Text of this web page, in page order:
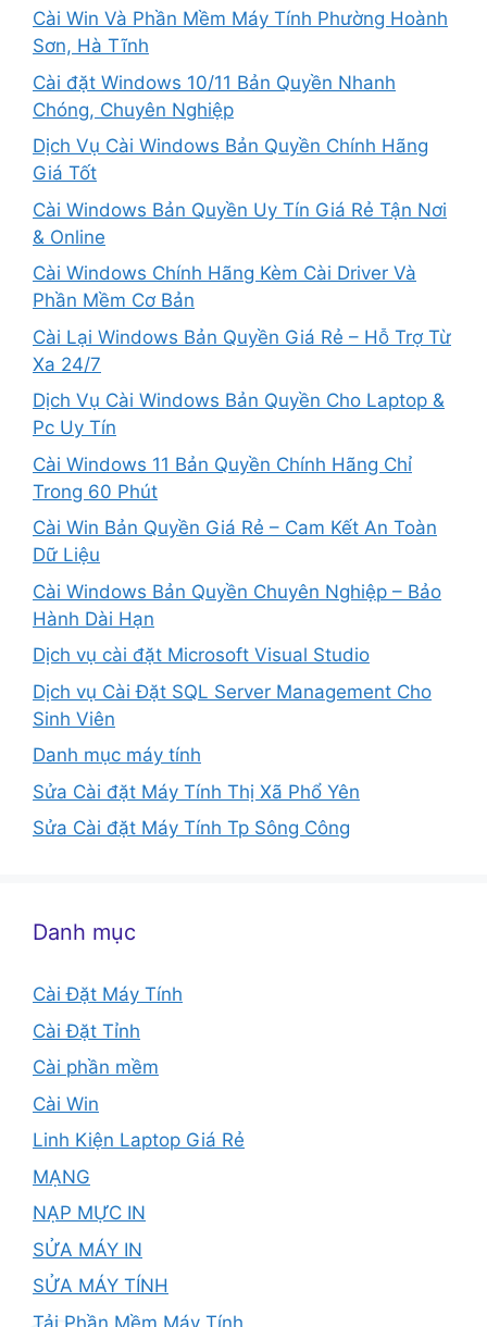
Cài Win Và Phần Mềm Máy Tính Phường Hoành
Sơn, Hà Tĩnh
Cài đặt Windows 10/11 Bản Quyền Nhanh
Chóng, Chuyên Nghiệp
Dịch Vụ Cài Windows Bản Quyền Chính Hãng
Giá Tốt
Cài Windows Bản Quyền Uy Tín Giá Rẻ Tận Nơi
& Online
Cài Windows Chính Hãng Kèm Cài Driver Và
Phần Mềm Cơ Bản
Cài Lại Windows Bản Quyền Giá Rẻ – Hỗ Trợ Từ
Xa 24/7
Dịch Vụ Cài Windows Bản Quyền Cho Laptop &
Pc Uy Tín
Cài Windows 11 Bản Quyền Chính Hãng Chỉ
Trong 60 Phút
Cài Win Bản Quyền Giá Rẻ – Cam Kết An Toàn
Dữ Liệu
Cài Windows Bản Quyền Chuyên Nghiệp – Bảo
Hành Dài Hạn
Dịch vụ cài đặt Microsoft Visual Studio
Dịch vụ Cài Đặt SQL Server Management Cho
Sinh Viên
Danh mục máy tính
Sửa Cài đặt Máy Tính Thị Xã Phổ Yên
Sửa Cài đặt Máy Tính Tp Sông Công
Danh mục
Cài Đặt Máy Tính
Cài Đặt Tỉnh
Cài phần mềm
Cài Win
Linh Kiện Laptop Giá Rẻ
MẠNG
NẠP MỰC IN
SỬA MÁY IN
SỬA MÁY TÍNH
Tải Phần Mềm Máy Tính